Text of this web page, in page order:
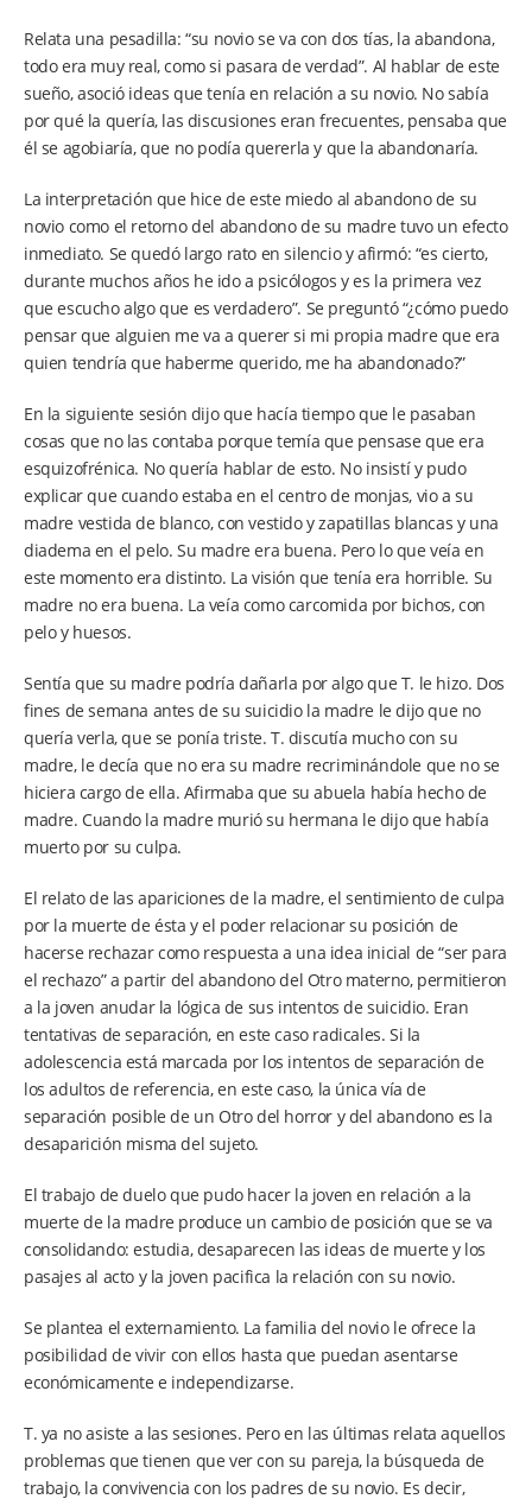
Relata una pesadilla: “su novio se va con dos tías, la abandona,
todo era muy real, como si pasara de verdad”. Al hablar de este
sueño, asoció ideas que tenía en relación a su novio. No sabía
por qué la quería, las discusiones eran frecuentes, pensaba que
él se agobiaría, que no podía quererla y que la abandonaría.
La interpretación que hice de este miedo al abandono de su
novio como el retorno del abandono de su madre tuvo un efecto
inmediato. Se quedó largo rato en silencio y afirmó: “es cierto,
durante muchos años he ido a psicólogos y es la primera vez
que escucho algo que es verdadero”. Se preguntó “¿cómo puedo
pensar que alguien me va a querer si mi propia madre que era
quien tendría que haberme querido, me ha abandonado?”
En la siguiente sesión dijo que hacía tiempo que le pasaban
cosas que no las contaba porque temía que pensase que era
esquizofrénica. No quería hablar de esto. No insistí y pudo
explicar que cuando estaba en el centro de monjas, vio a su
madre vestida de blanco, con vestido y zapatillas blancas y una
diadema en el pelo. Su madre era buena. Pero lo que veía en
este momento era distinto. La visión que tenía era horrible. Su
madre no era buena. La veía como carcomida por bichos, con
pelo y huesos.
Sentía que su madre podría dañarla por algo que T. le hizo. Dos
fines de semana antes de su suicidio la madre le dijo que no
quería verla, que se ponía triste. T. discutía mucho con su
madre, le decía que no era su madre recriminándole que no se
hiciera cargo de ella. Afirmaba que su abuela había hecho de
madre. Cuando la madre murió su hermana le dijo que había
muerto por su culpa.
El relato de las apariciones de la madre, el sentimiento de culpa
por la muerte de ésta y el poder relacionar su posición de
hacerse rechazar como respuesta a una idea inicial de “ser para
el rechazo” a partir del abandono del Otro materno, permitieron
a la joven anudar la lógica de sus intentos de suicidio. Eran
tentativas de separación, en este caso radicales. Si la
adolescencia está marcada por los intentos de separación de
los adultos de referencia, en este caso, la única vía de
separación posible de un Otro del horror y del abandono es la
desaparición misma del sujeto.
El trabajo de duelo que pudo hacer la joven en relación a la
muerte de la madre produce un cambio de posición que se va
consolidando: estudia, desaparecen las ideas de muerte y los
pasajes al acto y la joven pacifica la relación con su novio.
Se plantea el externamiento. La familia del novio le ofrece la
posibilidad de vivir con ellos hasta que puedan asentarse
económicamente e independizarse.
T. ya no asiste a las sesiones. Pero en las últimas relata aquellos
problemas que tienen que ver con su pareja, la búsqueda de
trabajo, la convivencia con los padres de su novio. Es decir,